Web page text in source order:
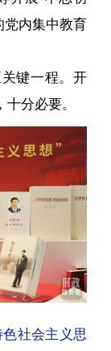
党内集中教育
键一程。开
分必要。
社会主义思